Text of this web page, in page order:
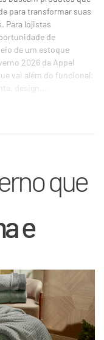
para transformar suas
Para lojistas
de
de um estoque
2026 da Appel
vai além do funcional:
design...
que
e